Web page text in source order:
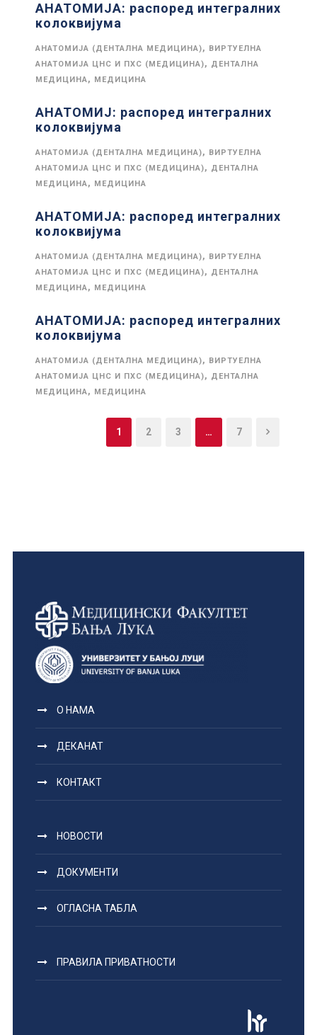
АНАТОМИЈА: распоред интегралних
колоквијума
АНАТОМИЈА (ДЕНТАЛНА МЕДИЦИНА), ВИРТУЕЛНА
АНАТОМИЈА ЦНС И ПХС (МЕДИЦИНА), ДЕНТАЛНА
МЕДИЦИНА, МЕДИЦИНА
АНАТОМИЈ: распоред интегралних
колоквијума
АНАТОМИЈА (ДЕНТАЛНА МЕДИЦИНА), ВИРТУЕЛНА
АНАТОМИЈА ЦНС И ПХС (МЕДИЦИНА), ДЕНТАЛНА
МЕДИЦИНА, МЕДИЦИНА
АНАТОМИЈА: распоред интегралних
колоквијума
АНАТОМИЈА (ДЕНТАЛНА МЕДИЦИНА), ВИРТУЕЛНА
АНАТОМИЈА ЦНС И ПХС (МЕДИЦИНА), ДЕНТАЛНА
МЕДИЦИНА, МЕДИЦИНА
АНАТОМИЈА: распоред интегралних
колоквијума
АНАТОМИЈА (ДЕНТАЛНА МЕДИЦИНА), ВИРТУЕЛНА
АНАТОМИЈА ЦНС И ПХС (МЕДИЦИНА), ДЕНТАЛНА
МЕДИЦИНА, МЕДИЦИНА
1 2 3 … 7
О НАМА
ДЕКАНАТ
КОНТАКТ
НОВОСТИ
ДОКУМЕНТИ
ОГЛАСНА ТАБЛА
ПРАВИЛА ПРИВАТНОСТИ